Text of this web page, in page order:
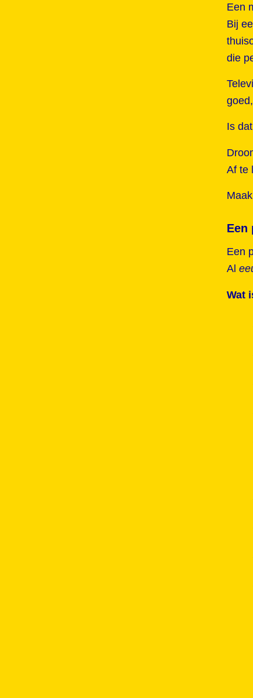
Een
Bij
die
Is
Af te
Een
Een
Al
Wat